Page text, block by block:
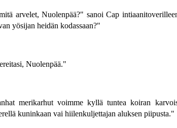
arvelet, Nuolenpää?" sanoi Cap
yösijan heidän kodassaan?"
Nuolenpää."
merikarhut voimme kyllä tuntea koiran
kuninkaan vai hiilenkuljettajan aluksen piipusta."